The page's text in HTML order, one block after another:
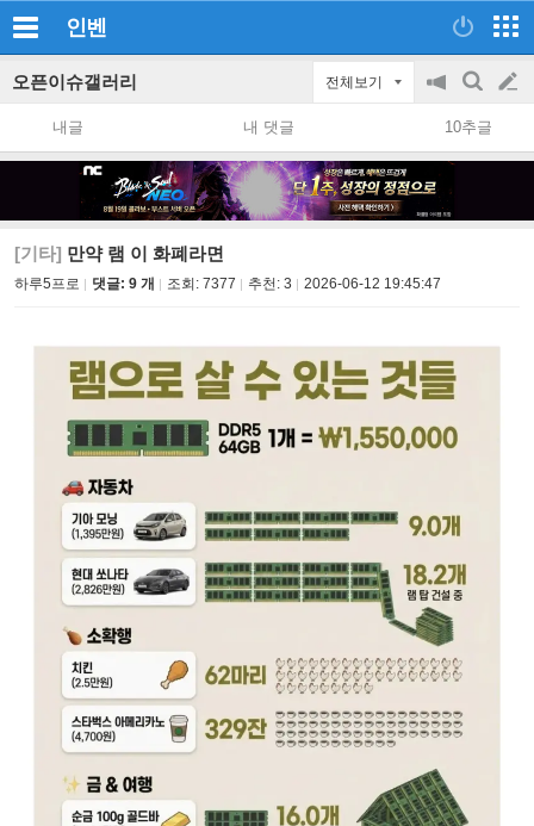
인벤
오픈이슈갤러리 전체보기
공
지
on/off
검
색
글
쓰
내글 내 댓글 10추글
[기타] 만약 램 이 화폐라면
하루5프로 댓글: 9 개 조회: 7377 추천: 3 2026-06-12 19:45:47